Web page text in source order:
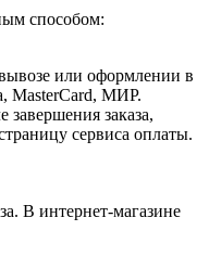
способом:
или оформлении в
MasterCard, МИР.
заказа,
сервиса оплаты.
В интернет-магазине